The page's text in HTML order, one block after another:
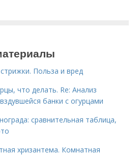
Польза и вред
что делать. Re: Анализ
банки с огурцами
сравнительная таблица,
хризантема. Комнатная